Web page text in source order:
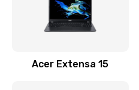
Замена
Acer Extensa 15